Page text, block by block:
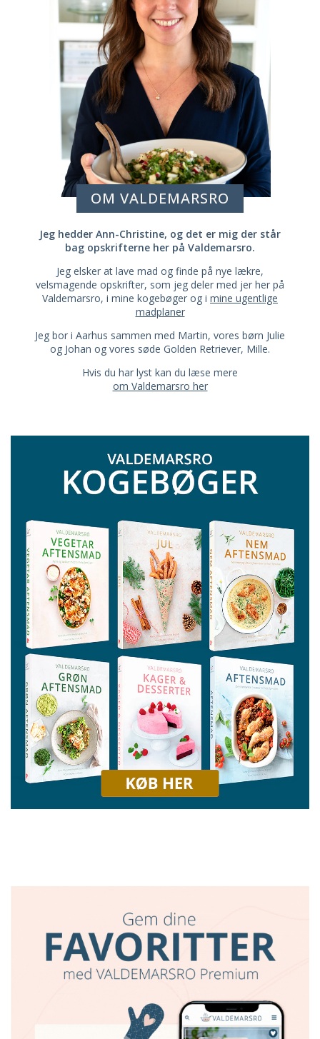
OM VALDEMARSRO
Jeg hedder Ann-Christine, og det er mig der står
bag opskrifterne her på Valdemarsro.
Jeg elsker at lave mad og finde på nye lækre,
velsmagende opskrifter, som jeg deler med jer her på
Valdemarsro, i mine kogebøger og i mine ugentlige
madplaner
Jeg bor i Aarhus sammen med Martin, vores børn Julie
og Johan og vores søde Golden Retriever, Mille.
Hvis du har lyst kan du læse mere
om Valdemarsro her